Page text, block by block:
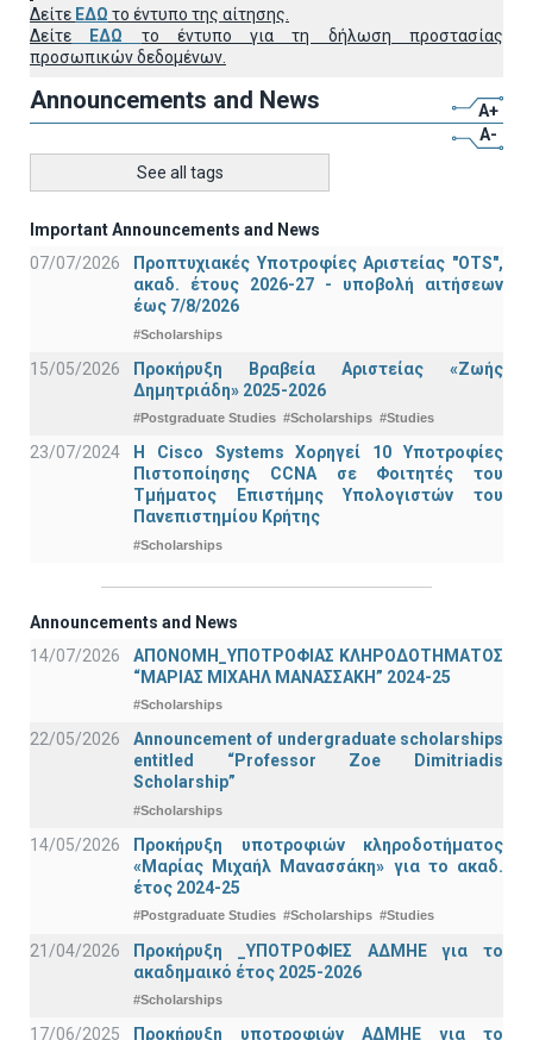
Δείτε ΕΔΩ το έντυπο της αίτησης.
Δείτε ΕΔΩ το έντυπο για τη δήλωση προστασίας
προσωπικών δεδομένων.
Announcements and News
A+
A-
See all tags
Important Announcements and News
07/07/2026
Προπτυχιακές Υποτροφίες Αριστείας "OTS",
ακαδ. έτους 2026-27 - υποβολή αιτήσεων
έως 7/8/2026
#Scholarships
15/05/2026
Προκήρυξη Βραβεία Αριστείας «Ζωής
Δημητριάδη» 2025-2026
#Postgraduate Studies #Scholarships #Studies
23/07/2024
Η Cisco Systems Χορηγεί 10 Υποτροφίες
Πιστοποίησης CCNA σε Φοιτητές του
Τμήματος Επιστήμης Υπολογιστών του
Πανεπιστημίου Κρήτης
#Scholarships
Announcements and News
14/07/2026
ΑΠΟΝΟΜΗ_ΥΠΟΤΡΟΦΙΑΣ ΚΛΗΡΟΔΟΤΗΜΑΤΟΣ
“ΜΑΡΙΑΣ ΜΙΧΑΗΛ ΜΑΝΑΣΣΑΚΗ” 2024-25
#Scholarships
22/05/2026
Announcement of undergraduate scholarships
entitled “Professor Zoe Dimitriadis
Scholarship”
#Scholarships
14/05/2026
Προκήρυξη υποτροφιών κληροδοτήματος
«Μαρίας Μιχαήλ Μανασσάκη» για το ακαδ.
έτος 2024-25
#Postgraduate Studies #Scholarships #Studies
21/04/2026
Προκήρυξη _ΥΠΟΤΡΟΦΙΕΣ ΑΔΜΗΕ για το
ακαδημαικό έτος 2025-2026
#Scholarships
17/06/2025
Προκήρυξη υποτροφιών ΑΔΜΗΕ για το